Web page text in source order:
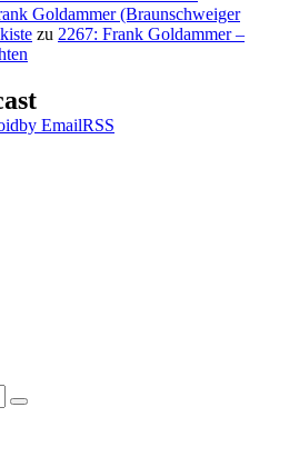
Goldammer (Braunschweiger
zu 2267: Frank Goldammer –
by EmailRSS
Suchen